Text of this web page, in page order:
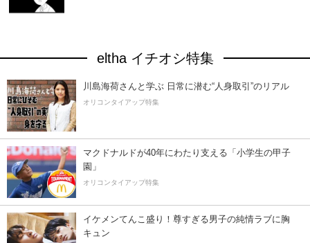
eltha イチオシ特集
川島海荷さんと学ぶ 日常に潜む“人身取引”のリアル
オリコンタイアップ特集
マクドナルドが40年にわたり支える「小学生の甲子
園」
オリコンタイアップ特集
イケメンてんこ盛り！尊すぎる男子の純情ラブに胸
キュン